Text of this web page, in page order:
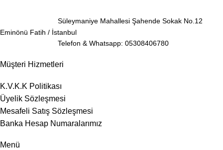
Süleymaniye Mahallesi Şahende Sokak No.12
Eminönü Fatih / İstanbul
Telefon & Whatsapp: 05308406780
Müşteri Hizmetleri
K.V.K.K Politikası
Üyelik Sözleşmesi
Mesafeli Satış Sözleşmesi
Banka Hesap Numaralarımız
Menü